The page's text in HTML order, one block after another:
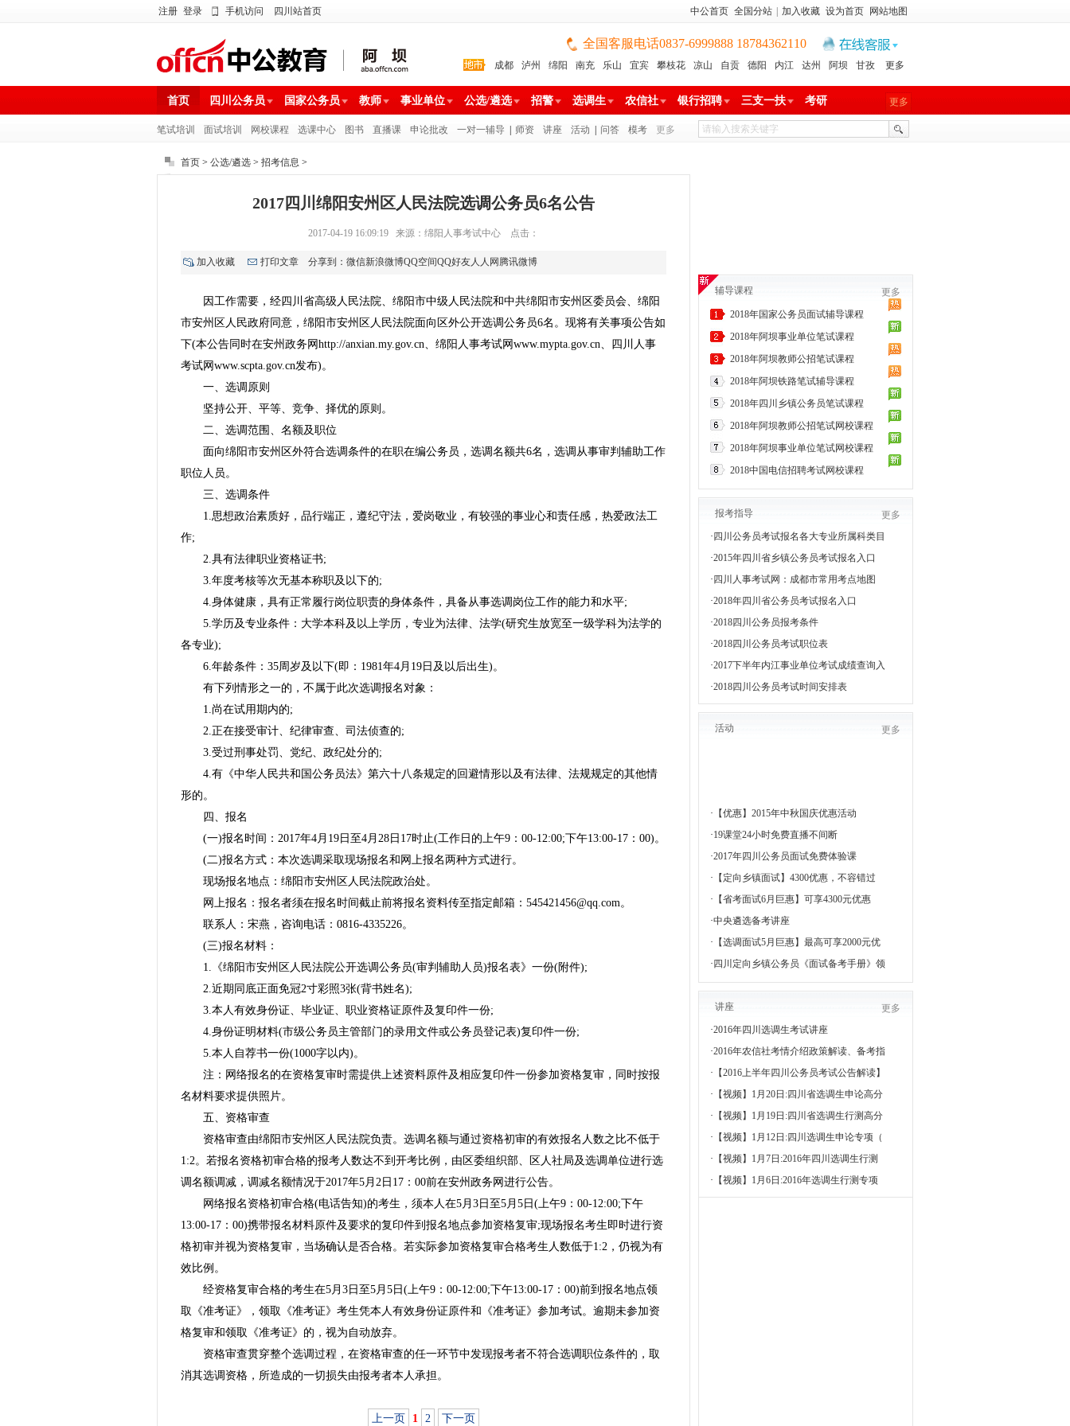
注册 登录 手机访问 四川站首页 中公首页 全国分站 加入收藏 设为首页 网站地图
全国客服电话0837-6999888 18784362110
成都 泸州 绵阳 南充 乐山 宜宾 攀枝花 凉山 自贡 德阳 内江 达州 阿坝 甘孜
更多
首页 四川公务员 国家公务员 教师 事业单位 公选/遴选 招警 选调生 农信社 银行招聘 三支一扶 更多
考研
笔试培训 面试培训 网校课程 选课中心 图书 直播课 申论批改 一对一辅导 师资 讲座 活动 问答 模考 更多
首页 > 公选/遴选 > 招考信息 >
2017四川绵阳安州区人民法院选调公务员6名公告
2017-04-19 16:09:19 来源：绵阳人事考试中心 点击：
加入收藏 打印文章 分享到： 微信新浪微博QQ空间QQ好友人人网 腾讯微博
因工作需要，经四川省高级人民法院、绵阳市中级人民法院和中共绵阳市安州区委员会、绵阳
市安州区人民政府同意，绵阳市安州区人民法院面向区外公开选调公务员6名。现将有关事项公告如
下(本公告同时在安州政务网http://anxian.my.gov.cn、绵阳人事考试网www.mypta.gov.cn、四川人事
考试网www.scpta.gov.cn发布)。
一、选调原则
坚持公开、平等、竞争、择优的原则。
二、选调范围、名额及职位
面向绵阳市安州区外符合选调条件的在职在编公务员，选调名额共6名，选调从事审判辅助工作
职位人员。
三、选调条件
1.思想政治素质好，品行端正，遵纪守法，爱岗敬业，有较强的事业心和责任感，热爱政法工
作;
2.具有法律职业资格证书;
3.年度考核等次无基本称职及以下的;
4.身体健康，具有正常履行岗位职责的身体条件，具备从事选调岗位工作的能力和水平;
5.学历及专业条件：大学本科及以上学历，专业为法律、法学(研究生放宽至一级学科为法学的
各专业);
6.年龄条件：35周岁及以下(即：1981年4月19日及以后出生)。
有下列情形之一的，不属于此次选调报名对象：
1.尚在试用期内的;
2.正在接受审计、纪律审查、司法侦查的;
3.受过刑事处罚、党纪、政纪处分的;
4.有《中华人民共和国公务员法》第六十八条规定的回避情形以及有法律、法规规定的其他情
形的。
四、报名
(一)报名时间：2017年4月19日至4月28日17时止(工作日的上午9：00-12:00;下午13:00-17：00)。
(二)报名方式：本次选调采取现场报名和网上报名两种方式进行。
现场报名地点：绵阳市安州区人民法院政治处。
网上报名：报名者须在报名时间截止前将报名资料传至指定邮箱：545421456@qq.com。
联系人：宋燕，咨询电话：0816-4335226。
(三)报名材料：
1.《绵阳市安州区人民法院公开选调公务员(审判辅助人员)报名表》一份(附件);
2.近期同底正面免冠2寸彩照3张(背书姓名);
3.本人有效身份证、毕业证、职业资格证原件及复印件一份;
4.身份证明材料(市级公务员主管部门的录用文件或公务员登记表)复印件一份;
5.本人自荐书一份(1000字以内)。
注：网络报名的在资格复审时需提供上述资料原件及相应复印件一份参加资格复审，同时按报
名材料要求提供照片。
五、资格审查
资格审查由绵阳市安州区人民法院负责。选调名额与通过资格初审的有效报名人数之比不低于
1:2。若报名资格初审合格的报考人数达不到开考比例，由区委组织部、区人社局及选调单位进行选
调名额调减，调减名额情况于2017年5月2日17：00前在安州政务网进行公告。
网络报名资格初审合格(电话告知)的考生，须本人在5月3日至5月5日(上午9：00-12:00;下午
13:00-17：00)携带报名材料原件及要求的复印件到报名地点参加资格复审;现场报名考生即时进行资
格初审并视为资格复审，当场确认是否合格。若实际参加资格复审合格考生人数低于1:2，仍视为有
效比例。
经资格复审合格的考生在5月3日至5月5日(上午9：00-12:00;下午13:00-17：00)前到报名地点领
取《准考证》，领取《准考证》考生凭本人有效身份证原件和《准考证》参加考试。逾期未参加资
格复审和领取《准考证》的，视为自动放弃。
资格审查贯穿整个选调过程，在资格审查的任一环节中发现报考者不符合选调职位条件的，取
消其选调资格，所造成的一切损失由报考者本人承担。
上一页 1 2 下一页
辅导课程
更多
2018年国家公务员面试辅导课程
2018年阿坝事业单位笔试课程
2018年阿坝教师公招笔试课程
2018年阿坝铁路笔试辅导课程
2018年四川乡镇公务员笔试课程
2018年阿坝教师公招笔试网校课程
2018年阿坝事业单位笔试网校课程
2018中国电信招聘考试网校课程
报考指导
更多
· 四川公务员考试报名各大专业所属科类目
·2015年四川省乡镇公务员考试报名入口
· 四川人事考试网：成都市常用考点地图
·2018年四川省公务员考试报名入口
·2018四川公务员报考条件
·2018四川公务员考试职位表
·2017下半年内江事业单位考试成绩查询入
·2018四川公务员考试时间安排表
活动 更多
· 【优惠】2015年中秋国庆优惠活动
·19课堂24小时免费直播不间断
·2017年四川公务员面试免费体验课
· 【定向乡镇面试】4300优惠，不容错过
· 【省考面试6月巨惠】可享4300元优惠
·中央遴选备考讲座
· 【选调面试5月巨惠】最高可享2000元优
· 四川定向乡镇公务员《面试备考手册》领
讲座
更多
·2016年四川选调生考试讲座
·2016年农信社考情介绍政策解读、备考指
· 【2016上半年四川公务员考试公告解读】
· 【视频】1月20日:四川省选调生申论高分
· 【视频】1月19日:四川省选调生行测高分
· 【视频】1月12日:四川选调生申论专项（
· 【视频】1月7日:2016年四川选调生行测
· 【视频】1月6日:2016年选调生行测专项